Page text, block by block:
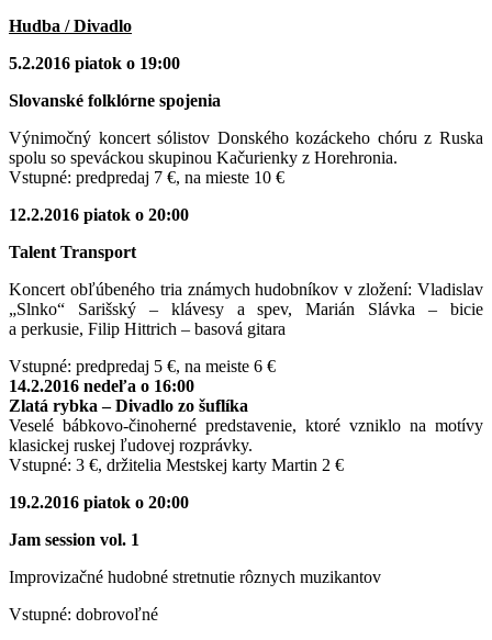
Hudba / Divadlo
5.2.2016 piatok o 19:00
Slovanské folklórne spojenia
Výnimočný koncert sólistov Donského kozáckeho chóru z Ruska
spolu so speváckou skupinou Kačurienky z Horehronia.
Vstupné: predpredaj 7 €, na mieste 10 €
12.2.2016 piatok o 20:00
Talent Transport
Koncert obľúbeného tria známych hudobníkov v zložení: Vladislav
„Slnko“ Sarišský – klávesy a spev, Marián Slávka – bicie
a perkusie, Filip Hittrich – basová gitara
Vstupné: predpredaj 5 €, na meiste 6 €
14.2.2016 nedeľa o 16:00
Zlatá rybka – Divadlo zo šuflíka
Veselé bábkovo-činoherné predstavenie, ktoré vzniklo na motívy
klasickej ruskej ľudovej rozprávky.
Vstupné: 3 €, držitelia Mestskej karty Martin 2 €
19.2.2016 piatok o 20:00
Jam session vol. 1
Improvizačné hudobné stretnutie rôznych muzikantov
Vstupné: dobrovoľné